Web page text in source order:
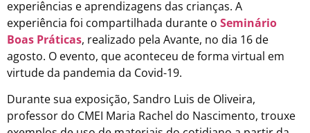
experiências e aprendizagens das crianças. A
experiência foi compartilhada durante o Seminário
Boas Práticas, realizado pela Avante, no dia 16 de
agosto. O evento, que aconteceu de forma virtual em
virtude da pandemia da Covid-19.
Durante sua exposição, Sandro Luis de Oliveira,
professor do CMEI Maria Rachel do Nascimento, trouxe